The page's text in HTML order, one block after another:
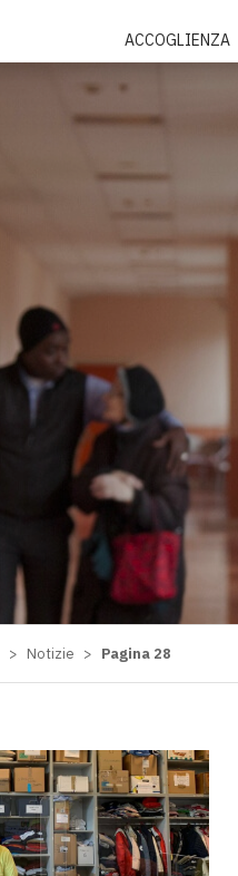
ACCOGLIENZA
> Notizie > Pagina 28